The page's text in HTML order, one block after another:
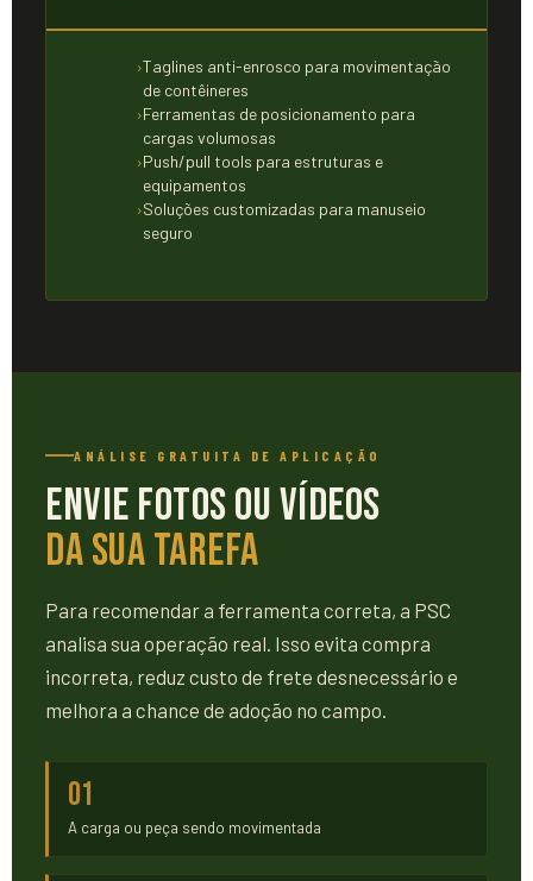
Taglines anti-enrosco para movimentação
de contêineres
Ferramentas de posicionamento para
cargas volumosas
Push/pull tools para estruturas e
equipamentos
Soluções customizadas para manuseio
seguro
ANÁLISE GRATUITA DE APLICAÇÃO
Envie Fotos ou Vídeos
da Sua Tarefa
Para recomendar a ferramenta correta, a PSC
analisa sua operação real. Isso evita compra
incorreta, reduz custo de frete desnecessário e
melhora a chance de adoção no campo.
01
A carga ou peça sendo movimentada